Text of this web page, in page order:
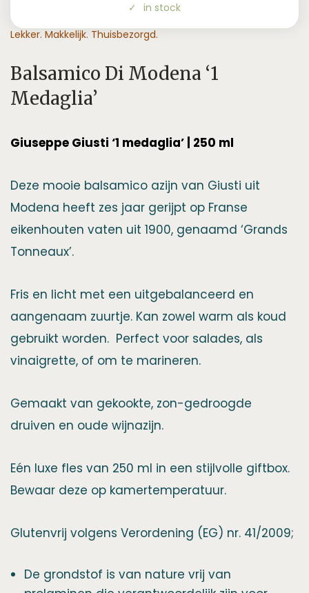
in stock
Lekker. Makkelijk. Thuisbezorgd.
Balsamico Di Modena ‘1
Medaglia’
Giuseppe Giusti ‘1 medaglia’ | 250 ml
Deze mooie balsamico azijn van Giusti uit
Modena heeft zes jaar gerijpt op Franse
eikenhouten vaten uit 1900, genaamd ‘Grands
Tonneaux’.
Fris en licht met een uitgebalanceerd en
aangenaam zuurtje. Kan zowel warm als koud
gebruikt worden. Perfect voor salades, als
vinaigrette, of om te marineren.
Gemaakt van gekookte, zon-gedroogde
druiven en oude wijnazijn.
Eén luxe fles van 250 ml in een stijlvolle giftbox.
Bewaar deze op kamertemperatuur.
Glutenvrij volgens Verordening (EG) nr. 41/2009;
De grondstof is van nature vrij van